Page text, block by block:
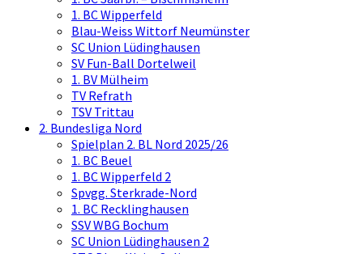
1. BC Wipperfeld
Blau-Weiss Wittorf Neumünster
SC Union Lüdinghausen
SV Fun-Ball Dortelweil
1. BV Mülheim
TV Refrath
TSV Trittau
2. Bundesliga Nord
Spielplan 2. BL Nord 2025/26
1. BC Beuel
1. BC Wipperfeld 2
Spvgg. Sterkrade-Nord
1. BC Recklinghausen
SSV WBG Bochum
SC Union Lüdinghausen 2